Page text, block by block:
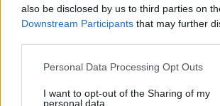
also be disclosed by us to third parties on
Downstream Participants that may further
Personal Data Processing Opt Outs
I want to opt-out of the Sharing of my
personal data.
Miss Italia: una fascia anche
le straniere